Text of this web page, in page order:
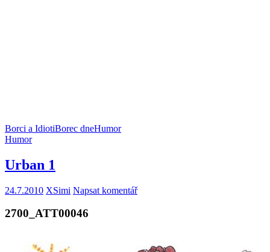
Borci a IdiotiBorec dneHumor
Humor
Urban 1
24.7.2010 XSimi Napsat komentář
2700_ATT00046